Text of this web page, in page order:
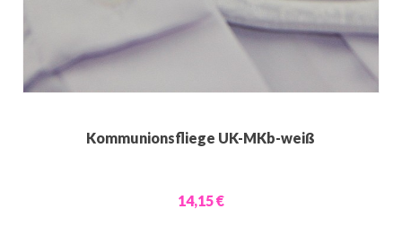
Kommunionsfliege UK-MKb-weiß
14,15 €